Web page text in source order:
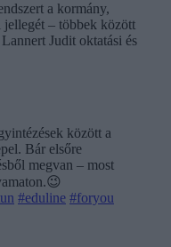
a kormány,
– többek között
Judit oktatási és
között a
Bár elsőre
megvan – most
#eduline #foryou